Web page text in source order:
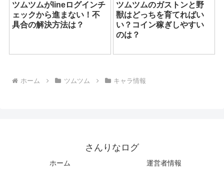
ツムツムがlineログインチ
ェックから進まない！不
具合の解決方法は？
ツムツムのガストンと野
獣はどっちを育てればい
い？コイン稼ぎしやすい
のは？
ホーム ツムツム キャラ情報
さんりなログ
ホーム 運営者情報